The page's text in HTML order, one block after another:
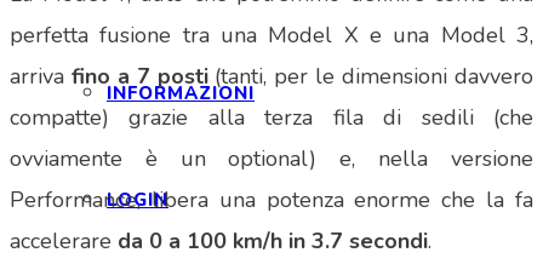
INFORMAZIONI
LOGIN
perfetta fusione tra una Model X e una Model 3,
arriva fino a 7 posti(tanti, per le dimensioni davvero
compatte) grazie alla terza fila di sedili (che
ovviamente è un optional) e, nella versione
Performance, libera una potenza enorme che la fa
accelerare da 0 a 100 km/h in 3.7 secondi.